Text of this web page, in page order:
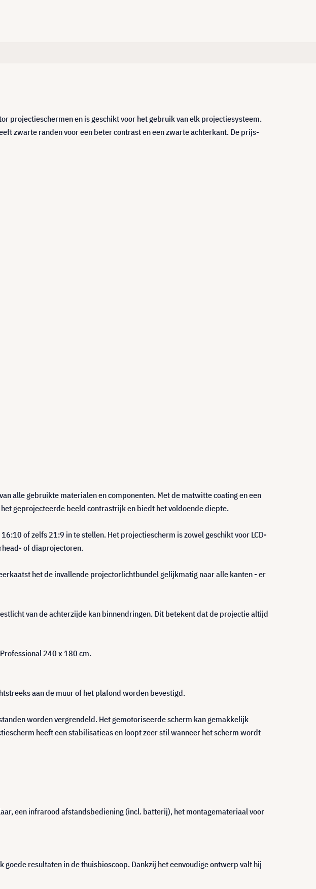
projectieschermen en is geschikt voor het gebruik van elk projectiesysteem.
zwarte randen voor een beter contrast en een zwarte achterkant. De prijs-
alle gebruikte materialen en componenten. Met de matwitte coating en een
geprojecteerde beeld contrastrijk en biedt het voldoende diepte.
of zelfs 21:9 in te stellen. Het projectiescherm is zowel geschikt voor LCD-
of diaprojectoren.
het de invallende projectorlichtbundel gelijkmatig naar alle kanten - er
van de achterzijde kan binnendringen. Dit betekent dat de projectie altijd
240 x 180 cm.
aan de muur of het plafond worden bevestigd.
worden vergrendeld. Het gemotoriseerde scherm kan gemakkelijk
heeft een stabilisatieas en loopt zeer stil wanneer het scherm wordt
een infrarood afstandsbediening (incl. batterij), het montagemateriaal voor
resultaten in de thuisbioscoop. Dankzij het eenvoudige ontwerp valt hij